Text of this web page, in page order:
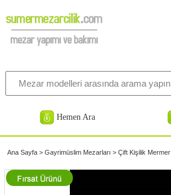
Hemen Ara
Ana Sayfa> Gayrimüslim Mezarları > Çift Kişilik